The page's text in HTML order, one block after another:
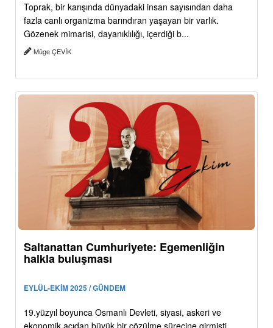
Toprak, bir karışında dünyadaki insan sayısından daha
fazla canlı organizma barındıran yaşayan bir varlık.
Gözenek mimarisi, dayanıklılığı, içerdiği b...
Müge ÇEVİK
Saltanattan Cumhuriyete: Egemenliğin
halkla buluşması
EYLÜL-EKİM 2025 / GÜNDEM
19.yüzyıl boyunca Osmanlı Devleti, siyasi, askeri ve
ekonomik açıdan büyük bir çözülme sürecine girmişti.